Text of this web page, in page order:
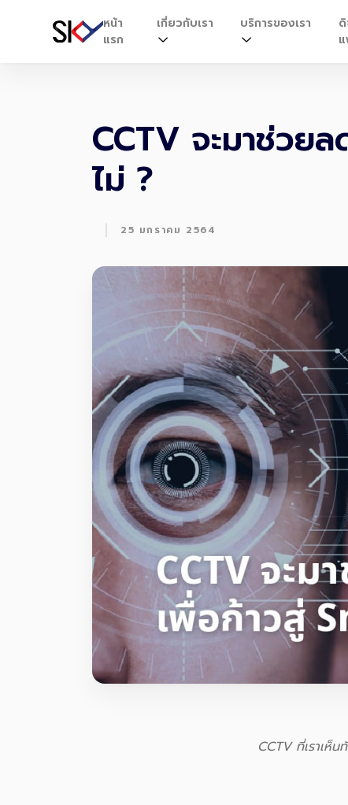
หน้า
แรก
เกี่ยวกับเรา บริการของเรา
CCTV จะมาช่วย
ไม่ ?
| 25 มกราคม 2564
CCTV ที่เราเห็